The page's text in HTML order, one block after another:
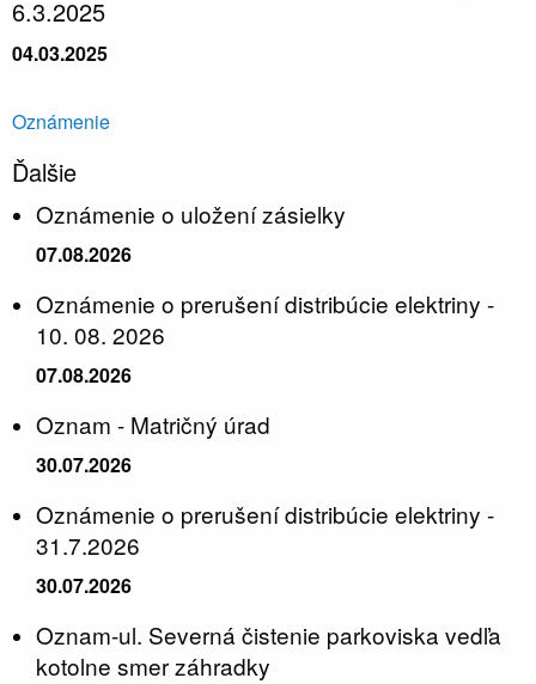
6.3.2025
04.03.2025
Oznámenie
Ďalšie
Oznámenie o uložení zásielky
07.08.2026
Oznámenie o prerušení distribúcie elektriny -
10. 08. 2026
07.08.2026
Oznam - Matričný úrad
30.07.2026
Oznámenie o prerušení distribúcie elektriny -
31.7.2026
30.07.2026
Oznam-ul. Severná čistenie parkoviska vedľa
kotolne smer záhradky